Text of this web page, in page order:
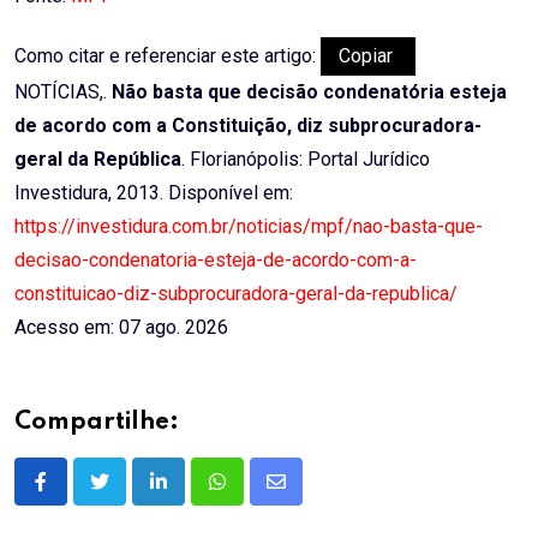
Como citar e referenciar este artigo:
Copiar
NOTÍCIAS,. Não basta que decisão condenatória esteja
de acordo com a Constituição, diz subprocuradora-
geral da República. Florianópolis: Portal Jurídico
Investidura, 2013. Disponível em:
https://investidura.com.br/noticias/mpf/nao-basta-que-
decisao-condenatoria-esteja-de-acordo-com-a-
constituicao-diz-subprocuradora-geral-da-republica/
Acesso em: 07 ago. 2026
Compartilhe:
LinkedInWhatsappShare